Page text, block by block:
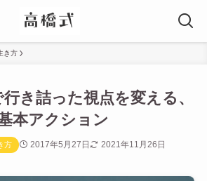
き方
き詰った視点を変える、
本アクション
方 2017年5月27日 2021年11月26日